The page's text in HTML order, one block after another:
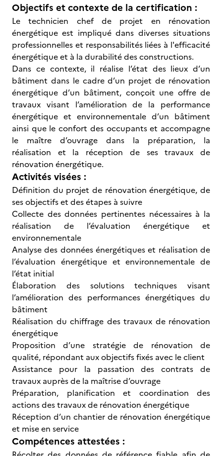
Objectifs et contexte de la certification :
Le technicien chef de projet en rénovation
énergétique est impliqué dans diverses situations
professionnelles et responsabilités liées à l'efficacité
énergétique et à la durabilité des constructions.
Dans ce contexte, il réalise l’état des lieux d’un
bâtiment dans le cadre d’un projet de rénovation
énergétique d’un bâtiment, conçoit une offre de
travaux visant l’amélioration de la performance
énergétique et environnementale d’un bâtiment
ainsi que le confort des occupants et accompagne
le maître d’ouvrage dans la préparation, la
réalisation et la réception de ses travaux de
rénovation énergétique.
Activités visées :
Définition du projet de rénovation énergétique, de
ses objectifs et des étapes à suivre
Collecte des données pertinentes nécessaires à la
réalisation de l’évaluation énergétique et
environnementale
Analyse des données énergétiques et réalisation de
l’évaluation énergétique et environnementale de
l’état initial
Élaboration des solutions techniques visant
l’amélioration des performances énergétiques du
bâtiment
Réalisation du chiffrage des travaux de rénovation
énergétique
Proposition d’une stratégie de rénovation de
qualité, répondant aux objectifs fixés avec le client
Assistance pour la passation des contrats de
travaux auprès de la maîtrise d’ouvrage
Préparation, planification et coordination des
actions des travaux de rénovation énergétique
Réception d’un chantier de rénovation énergétique
et mise en service
Compétences attestées :